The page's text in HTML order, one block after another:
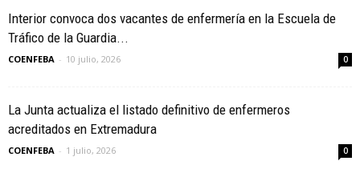
Interior convoca dos vacantes de enfermería en la Escuela de
Tráfico de la Guardia...
COENFEBA - 10 julio, 2026 0
La Junta actualiza el listado definitivo de enfermeros
acreditados en Extremadura
COENFEBA - 1 julio, 2026 0